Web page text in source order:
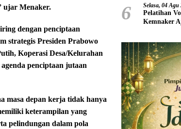
ujar Menaker.
dengan penciptaan
strategis Presiden Prabowo
Koperasi Desa/Kelurahan
penciptaan jutaan
masa depan kerja tidak hanya
keterampilan yang
pelindungan dalam pola
6 Selasa, 04
Pelatihan
Kemnaker